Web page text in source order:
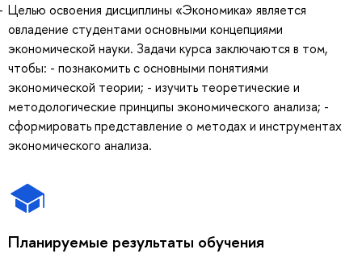
Целью освоения дисциплины «Экономика» является
овладение студентами основными концепциями
экономической науки. Задачи курса заключаются в том,
чтобы: - познакомить с основными понятиями
экономической теории; - изучить теоретические и
методологические принципы экономического анализа; -
сформировать представление о методах и инструментах
экономического анализа.
Планируемые результаты обучения